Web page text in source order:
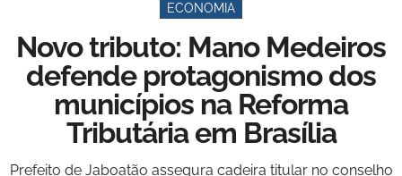
ECONOMIA
Novo tributo: Mano Medeiros
defende protagonismo dos
municípios na Reforma
Tributária em Brasília
Prefeito de Jaboatão assegura cadeira titular no conselho